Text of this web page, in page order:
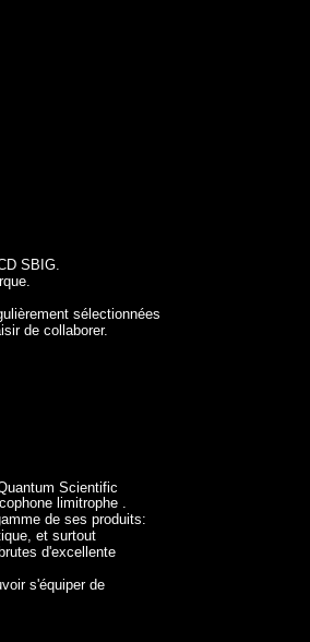
SBIG.
sélectionnées
de collaborer.
Scientific
limitrophe .
de ses produits:
et surtout
d'excellente
s'équiper de